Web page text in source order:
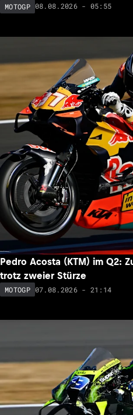
MOTOGP 08.08.2026 - 05:55
Pedro Acosta (KTM) im Q2:
trotz zweier Stürze
MOTOGP 07.08.2026 - 21:14